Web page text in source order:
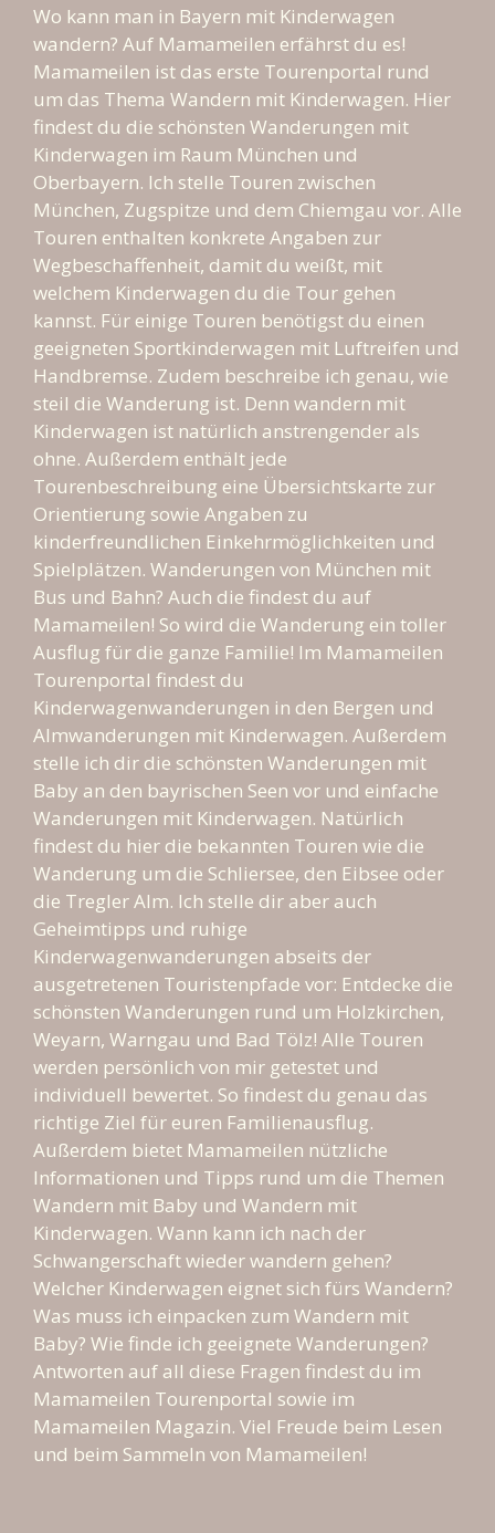
k
Wo kann man in Bayern mit Kinderwagen
wandern? Auf Mamameilen erfährst du es!
Mamameilen ist das erste Tourenportal rund
um das Thema Wandern mit Kinderwagen. Hier
findest du die schönsten Wanderungen mit
Kinderwagen im Raum München und
Oberbayern. Ich stelle Touren zwischen
München, Zugspitze und dem Chiemgau vor. Alle
Touren enthalten konkrete Angaben zur
Wegbeschaffenheit, damit du weißt, mit
welchem Kinderwagen du die Tour gehen
kannst. Für einige Touren benötigst du einen
geeigneten Sportkinderwagen mit Luftreifen und
Handbremse. Zudem beschreibe ich genau, wie
steil die Wanderung ist. Denn wandern mit
Kinderwagen ist natürlich anstrengender als
ohne. Außerdem enthält jede
Tourenbeschreibung eine Übersichtskarte zur
Orientierung sowie Angaben zu
kinderfreundlichen Einkehrmöglichkeiten und
Spielplätzen. Wanderungen von München mit
Bus und Bahn? Auch die findest du auf
Mamameilen! So wird die Wanderung ein toller
Ausflug für die ganze Familie! Im Mamameilen
Tourenportal findest du
Kinderwagenwanderungen in den Bergen und
Almwanderungen mit Kinderwagen. Außerdem
stelle ich dir die schönsten Wanderungen mit
Baby an den bayrischen Seen vor und einfache
Wanderungen mit Kinderwagen. Natürlich
findest du hier die bekannten Touren wie die
Wanderung um die Schliersee, den Eibsee oder
die Tregler Alm. Ich stelle dir aber auch
Geheimtipps und ruhige
Kinderwagenwanderungen abseits der
ausgetretenen Touristenpfade vor: Entdecke die
schönsten Wanderungen rund um Holzkirchen,
Weyarn, Warngau und Bad Tölz! Alle Touren
werden persönlich von mir getestet und
individuell bewertet. So findest du genau das
richtige Ziel für euren Familienausflug.
Außerdem bietet Mamameilen nützliche
Informationen und Tipps rund um die Themen
Wandern mit Baby und Wandern mit
Kinderwagen. Wann kann ich nach der
Schwangerschaft wieder wandern gehen?
Welcher Kinderwagen eignet sich fürs Wandern?
Was muss ich einpacken zum Wandern mit
Baby? Wie finde ich geeignete Wanderungen?
Antworten auf all diese Fragen findest du im
Mamameilen Tourenportal sowie im
Mamameilen Magazin. Viel Freude beim Lesen
und beim Sammeln von Mamameilen!